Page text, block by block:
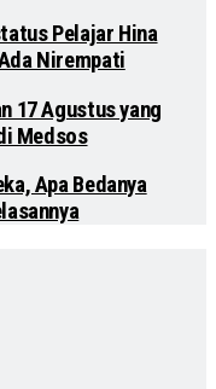
Pelajar Hina
Nirempati
17 Agustus yang
Medsos
Apa Bedanya